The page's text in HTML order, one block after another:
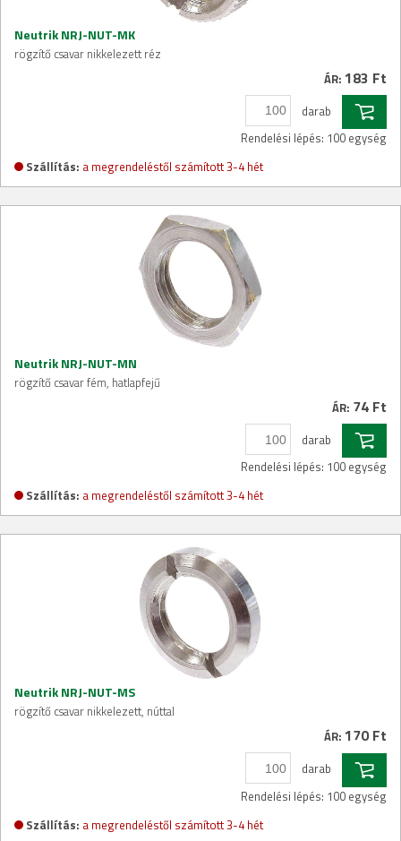
Neutrik NRJ-NUT-MK
rögzítő csavar nikkelezett réz
ÁR: 183 Ft
darab
Rendelési lépés: 100 egység
Szállítás: a megrendeléstől számított 3-4 hét
Neutrik NRJ-NUT-MN
rögzítő csavar fém, hatlapfejű
ÁR: 74 Ft
darab
Rendelési lépés: 100 egység
Szállítás: a megrendeléstől számított 3-4 hét
Neutrik NRJ-NUT-MS
rögzítő csavar nikkelezett, núttal
ÁR: 170 Ft
darab
Rendelési lépés: 100 egység
Szállítás: a megrendeléstől számított 3-4 hét